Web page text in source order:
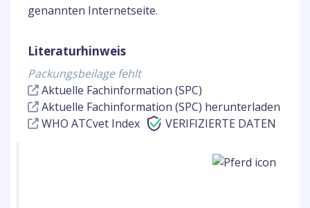
genannten Internetseite.
Literaturhinweis
Packungsbeilage fehlt
Aktuelle Fachinformation (SPC)
Aktuelle Fachinformation (SPC) herunterladen
WHO ATCvet Index
VERIFIZIERTE DATEN